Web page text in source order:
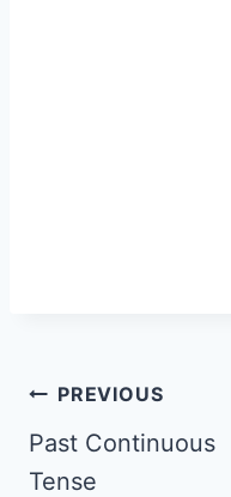
PREVIOUS
Past Continuous
Tense